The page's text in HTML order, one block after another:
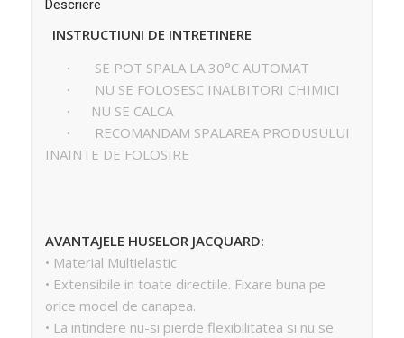
Descriere
INSTRUCTIUNI DE INTRETINERE
· SE POT SPALA LA 30°C AUTOMAT
· NU SE FOLOSESC INALBITORI CHIMICI
· NU SE CALCA
· RECOMANDAM SPALAREA PRODUSULUI
INAINTE DE FOLOSIRE
AVANTAJELE HUSELOR JACQUARD:
• Material Multielastic
• Extensibile in toate directiile. Fixare buna pe
orice model de canapea.
• La intindere nu-si pierde flexibilitatea si nu se